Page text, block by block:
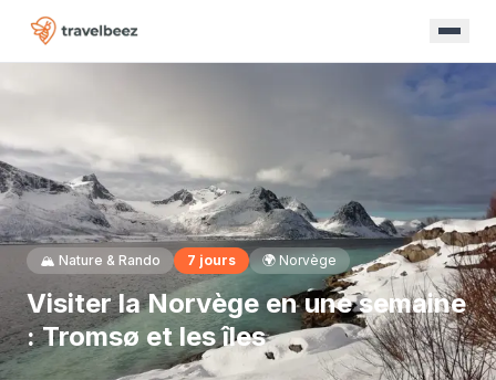
🏔️ Nature & Rando 7 jours 🌍 Norvège
Visiter la Norvège en une semaine
: Tromsø et les îles